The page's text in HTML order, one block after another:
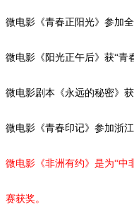
微电影《青春正阳光》参加
微电影《阳光正午后》获“青
微电影剧本《永远的秘密》获
微电影《青春印记》参加浙
微电影《非洲有约》是为“中
赛获奖。